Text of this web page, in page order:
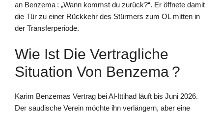
an Benzema : „Wann kommst du zurück?“. Er öffnete damit
die Tür zu einer Rückkehr des Stürmers zum OL mitten in
der Transferperiode.
Wie Ist Die Vertragliche
Situation Von Benzema ?
Karim Benzemas Vertrag bei Al-Ittihad läuft bis Juni 2026.
Der saudische Verein möchte ihn verlängern, aber eine